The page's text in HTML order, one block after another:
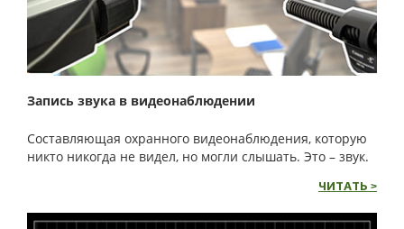
Запись звука в видеонаблюдении
Составляющая охранного видеонаблюдения, которую
никто никогда не видел, но могли слышать. Это – звук.
ЧИТАТЬ >